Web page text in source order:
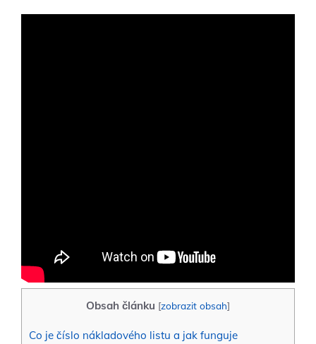
Obsah článku [zobrazit obsah]
Co je číslo nákladového listu a jak funguje